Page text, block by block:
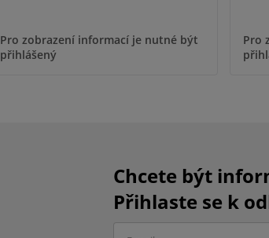
Pro zobrazení informací je nutné být
přihlášený
Pro
Chcete být
Přihlaste se k